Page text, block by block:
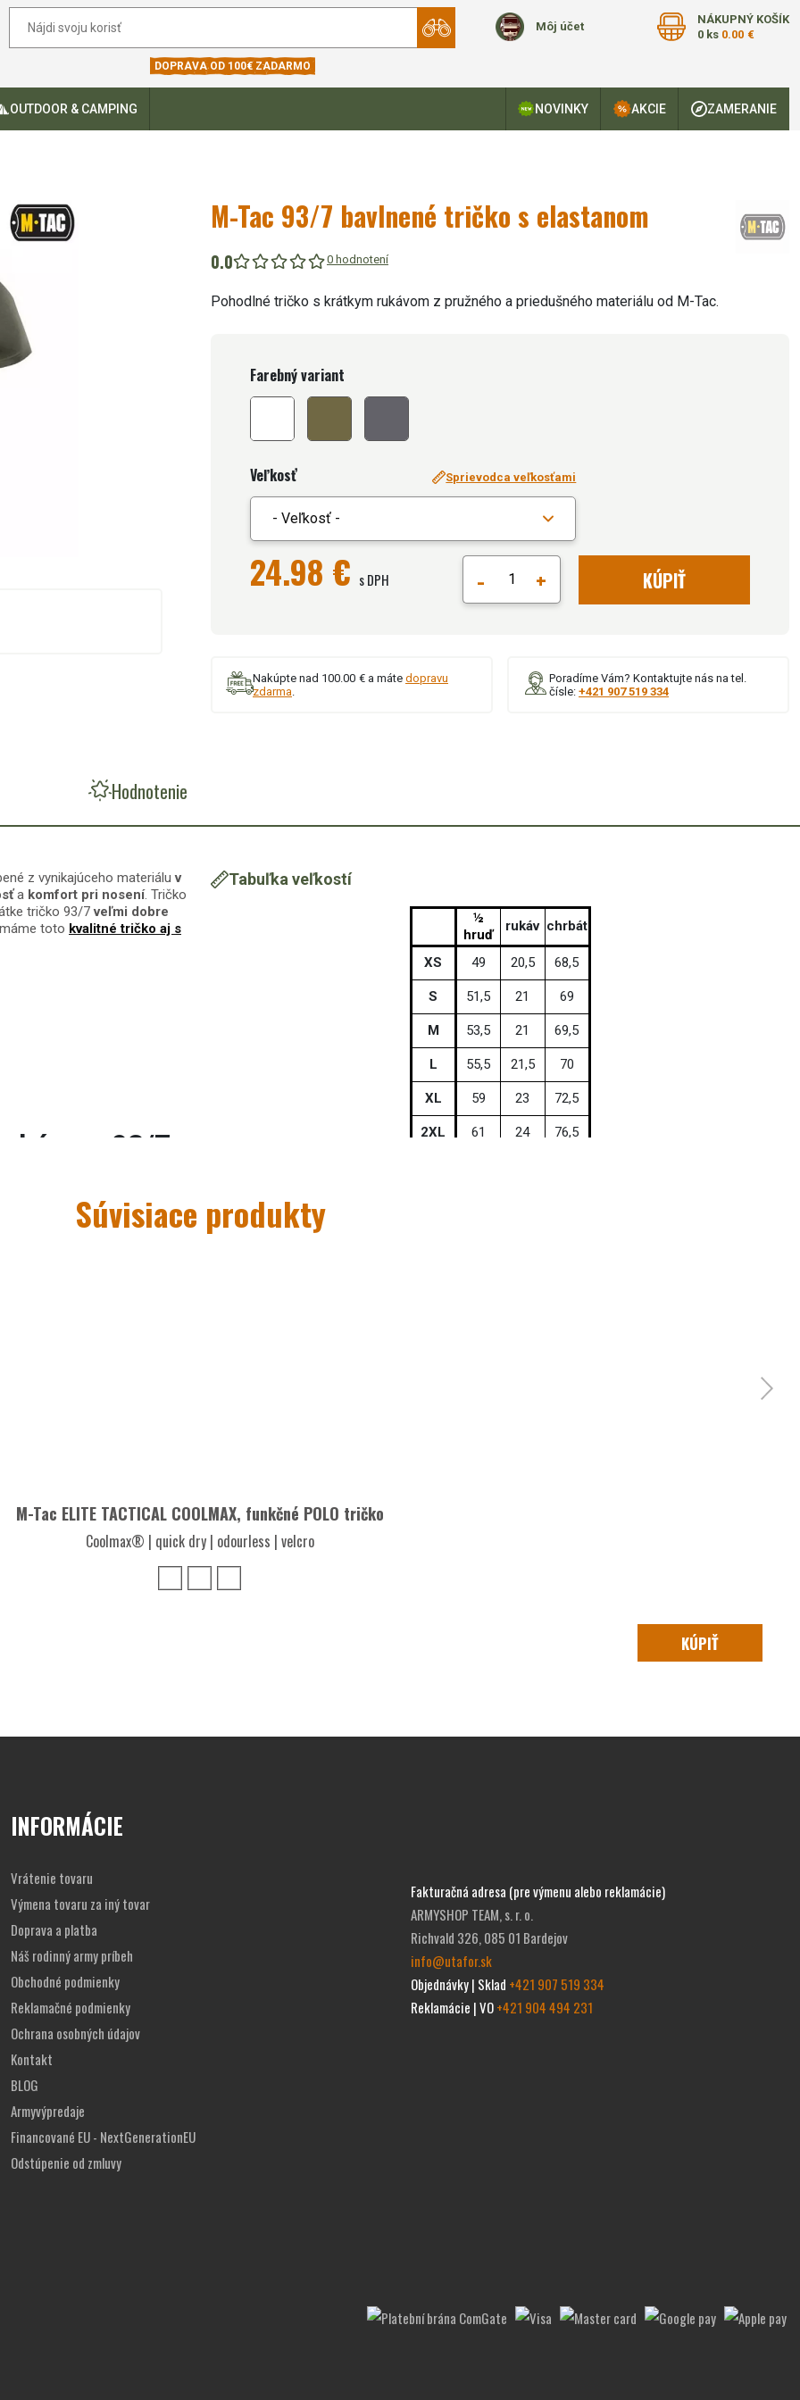
DOPRAVA OD 100€ ZADARMO
Môj účet
NÁKUPNÝ KOŠÍK
0 ks 0.00 €
OUTDOOR & CAMPING NOVINKY AKCIE ZAMERANIE
M-Tac 93/7 bavlnené tričko s elastanom
0.0 0 hodnotení
Pohodlné tričko s krátkym rukávom z pružného a priedušného materiálu od M-Tac.
Farebný variant
Veľkosť Sprievodca veľkosťami
- Veľkosť -
24.98 € s DPH - + KÚPIŤ
Nakúpte nad 100.00 € a máte dopravu
zdarma.
Poradíme Vám? Kontaktujte nás na tel.
čísle: +421 907 519 334
Hodnotenie
z vynikajúceho materiáluv
a komfort pri nosení. Tričko
tričko 93/7veľmi dobre
toto kvalitné tričko aj s
93/7
ako spodná vrstva odevu
Tabuľka veľkostí
½
hruď
rukáv chrbát
XS 49 20,5 68,5
S 51,5 21 69
M 53,5 21 69,5
L 55,5 21,5 70
XL 59 23 72,5
2XL 61 24 76,5
Súvisiace produkty
M-Tac ELITE TACTICAL COOLMAX, funkčné POLO tričko
Coolmax® | quick dry | odourless | velcro
KÚPIŤ
INFORMÁCIE
Vrátenie tovaru
Výmena tovaru za iný tovar
Doprava a platba
Náš rodinný army príbeh
Obchodné podmienky
Reklamačné podmienky
Ochrana osobných údajov
Kontakt
BLOG
Armyvýpredaje
Financované EU - NextGenerationEU
Odstúpenie od zmluvy
Fakturačná adresa (pre výmenu alebo reklamácie)
ARMYSHOP TEAM, s. r. o.
Richvald 326, 085 01 Bardejov
info@utafor.sk
Objednávky | Sklad +421 907 519 334
Reklamácie | VO+421 904 494 231